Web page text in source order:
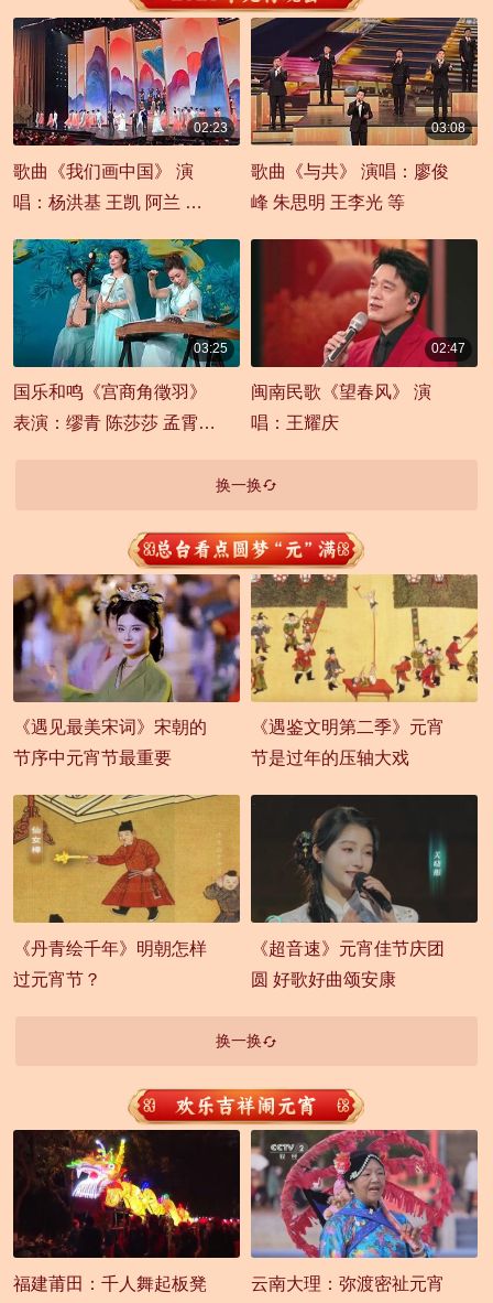
02:23
歌曲《我们画中国》 演
唱：杨洪基 王凯 阿兰 白
03:08
歌曲《与共》 演唱：廖俊
峰 朱思明 王李光 等
03:25
国乐和鸣《宫商角徵羽》
表演：缪青 陈莎莎 孟霄
02:47
闽南民歌《望春风》 演
唱：王耀庆
换一换
《遇见最美宋词》宋朝的
节序中元宵节最重要
《遇鉴文明第二季》元宵
节是过年的压轴大戏
《丹青绘千年》明朝怎样
过元宵节？
《超音速》元宵佳节庆团
圆 好歌好曲颂安康
换一换
福建莆田：千人舞起板凳
云南大理：弥渡密祉元宵